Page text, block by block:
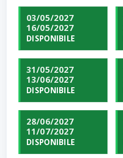
03/05/2027
16/05/2027
DISPONIBILE
31/05/2027
13/06/2027
DISPONIBILE
28/06/2027
11/07/2027
DISPONIBILE